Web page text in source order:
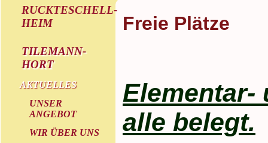
RUCKTESCHELL-
HEIM
TILEMANN-
HORT
AKTUELLES
UNSER
ANGEBOT
WIR ÜBER UNS
Freie Plätze
Elementar-
alle belegt.